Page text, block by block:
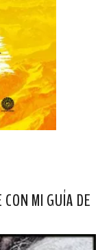
MI GUÍA DE